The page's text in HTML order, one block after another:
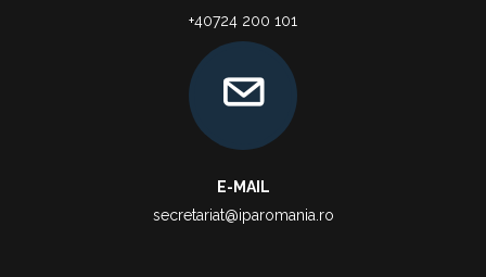
+40724 200 101
E-MAIL
secretariat@iparomania.ro